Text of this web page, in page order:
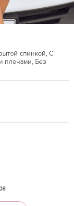
спинкой, С
плечами, Без